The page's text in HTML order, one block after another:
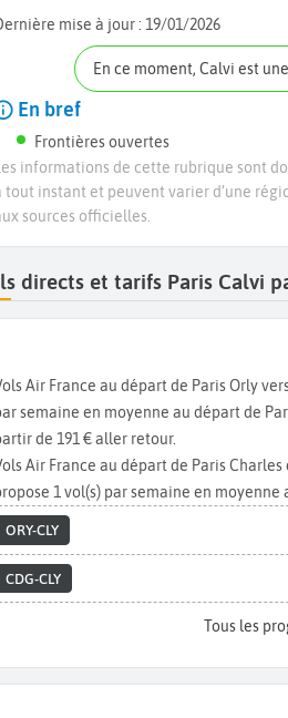
mise à jour : 19/01/2026
En ce moment, Calvi est
En bref
Frontières ouvertes
Les informations de cette rubrique sont
tout instant et peuvent varier d’une
sources officielles.
directs et tarifs Paris Calvi
Air France au départ de Paris Orly
semaine en moyenne au départ de
de 191 € aller retour.
Air France au départ de Paris
1 vol(s) par semaine en moyenne
ORY-CLY
CDG-CLY
Tous les